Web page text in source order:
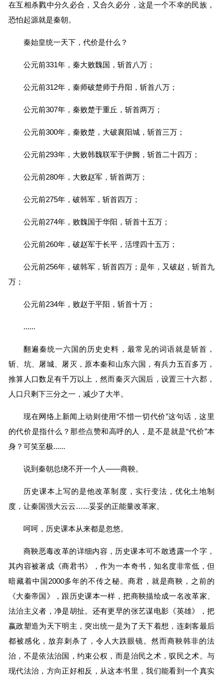
在互相杀戮中分久必合，又合久必分，这是一个不幸的民族，
恐怕起源就是秦朝。
秦始皇统一天下，代价是什么？
公元前331年，秦大败魏国，斩首八万；
公元前312年，秦师破楚师于丹阳，斩首八万；
公元前307年，秦败楚于重丘，斩首两万；
公元前300年，秦败楚，大破襄阳城，斩首三万；
公元前293年，大败韩魏联军于伊阙，斩首二十四万；
公元前280年，大败赵军，斩首两万；
公元前275年，破韩军，斩首四万；
公元前274年，败魏国于华阳，斩首十五万；
公元前260年，破赵军于长平，活埋四十五万；
公元前256年，破韩军，斩首四万；是年，又破赵，斩首九
万；
公元前234年，败赵于平阳，斩首十万；
......
翻遍秦统一六国的历史史料，最常见的词语就是斩首，
斩、坑、屠城、屠灭，原本秦和山东六国，有兵力五百多万，
推算人口数足有千万以上，然而秦灭六国后，设置三十六郡，
人口只剩下三分之一，减少了大半。
现在网络上新闻上动则使用“不惜一切代价”这句话，这里
的代价是指什么？那些点赞和高呼的人，是不是就是“代价”本
身？可笑至极......
说到秦朝总绕不开一个人——商鞅。
历史课本上写的是他改革制度，实行变法，优化土地制
度，让秦国强大云云…...妥妥的正能量改革家。
呵呵，历史课本从来都是忽悠。
商鞅恶毒改革的详细内容，历史课本可不敢透露一个字，
其内容被著成《商君书》，作为一本奇书，知名度非常低，但
暗藏着中国2000多年的不传之秘。商君，就是商鞅，之前的
《大秦帝国》，跟历史课本一样，把商鞅描绘成一名改革家、
法治主义者，净是胡扯。还有更早的张艺谋电影《英雄》，把
嬴政塑造为天下明主，突出统一是为了天下着想，连刺客最后
都被感化，放弃刺杀了，令人大跌眼镜。然而商鞅韩非的法
治，不是依法治国，约束公权，而是治民之术，驭民之术。与
现代法治，方向正好相反，从这本书里，我们能看到一个真实